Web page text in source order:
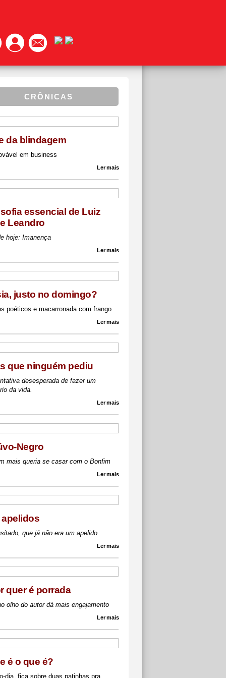
CRÔNICAS
da blindagem
em business
Ler mais
essencial de Luiz
Leandro
hoje: Imanença
Ler mais
justo no domingo?
poéticos e macarronada com frango
Ler mais
que ninguém pediu
desesperada de fazer um
da vida.
Ler mais
Negro
mais queria se casar com o Bonfim
Ler mais
apelidos
que já não era um apelido
Ler mais
quer é porrada
olho do autor dá mais engajamento
Ler mais
é o que é?
dia, fica sobre duas patinhas pra